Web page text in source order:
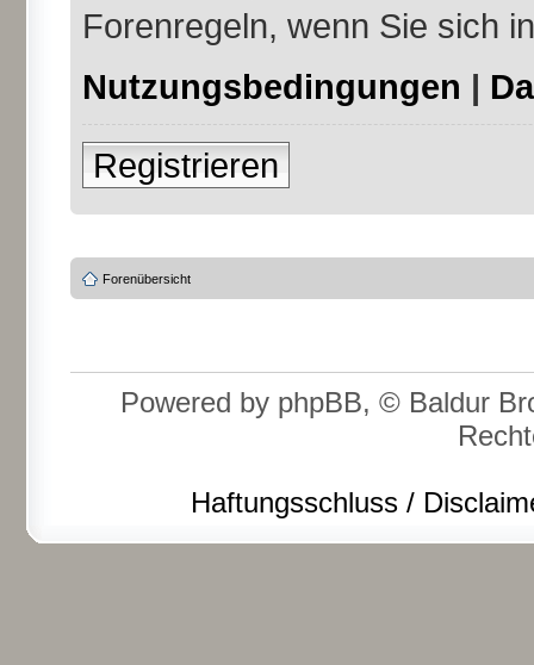
Forenregeln, wenn Sie sich
Nutzungsbedingungen |
Registrieren
Forenübersicht
Powered by phpBB, © Baldur
Haftungsschluss /